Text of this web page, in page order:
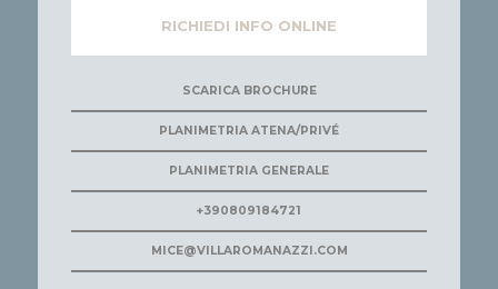
RICHIEDI INFO ONLINE
SCARICA BROCHURE
PLANIMETRIA ATENA/PRIVÉ
PLANIMETRIA GENERALE
+390809184721
MICE@VILLAROMANAZZI.COM